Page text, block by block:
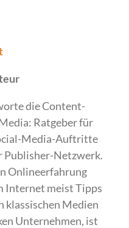
die Content-
Ratgeber für
Media-Auftritte
Publisher-Netzwerk.
Onlineerfahrung
Internet meist Tipps
klassischen Medien
Unternehmen, ist